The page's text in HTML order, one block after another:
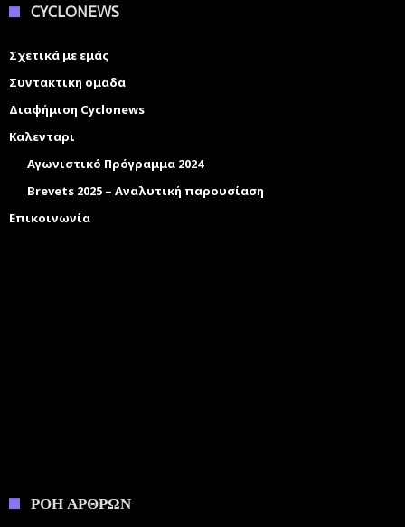
CYCLONEWS
Σχετικά με εμάς
Συντακτικη ομαδα
Διαφήμιση Cyclonews
Καλενταρι
Αγωνιστικό Πρόγραμμα 2024
Brevets 2025 – Αναλυτική παρουσίαση
Επικοινωνία
ΡΟΗ ΑΡΘΡΩΝ